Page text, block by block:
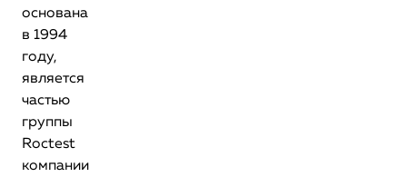
основана
в 1994
году,
является
частью
группы
Roctest
компании